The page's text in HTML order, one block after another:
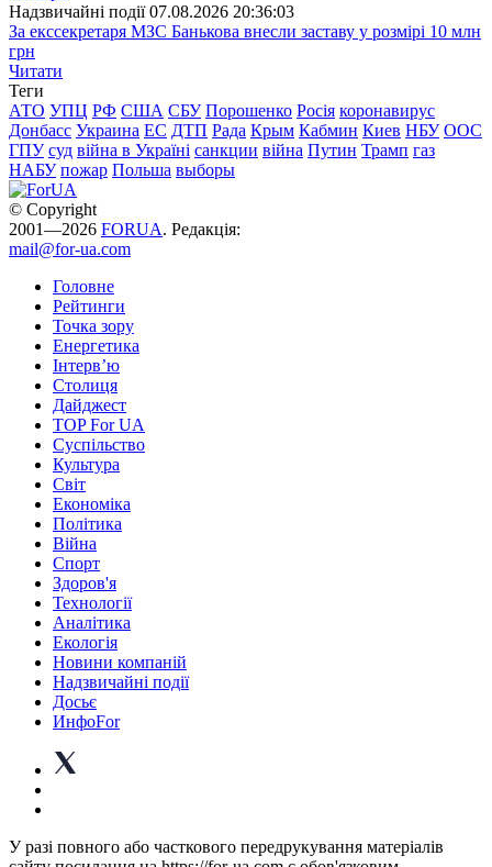
Надзвичайні події 07.08.2026 20:36:03
За екссекретаря МЗС Банькова внесли заставу у розмірі 10 млн
грн
Читати
Теги
АТО УПЦ РФ США СБУ Порошенко Росія коронавирус
Донбасс Украина ЕС ДТП Рада Крым Кабмин Киев НБУ ООС
ГПУ суд війна в Україні санкции війна Путин Трамп газ
НАБУ пожар Польша выборы
© Copyright
2001—2026 FORUA. Редакція:
mail@for-ua.com
Головне
Рейтинги
Точка зору
Енергетика
Інтерв’ю
Столиця
Дайджест
TOP For UA
Суспiльство
Культура
Світ
Економіка
Політика
Війна
Спорт
Здоров'я
Технології
Аналітика
Екологія
Новини компаній
Надзвичайні події
Досьє
ИнфоFor
У разі повного або часткового передрукування матеріалів